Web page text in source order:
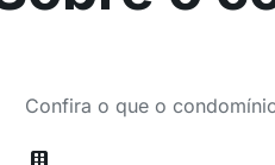
Confira o que o